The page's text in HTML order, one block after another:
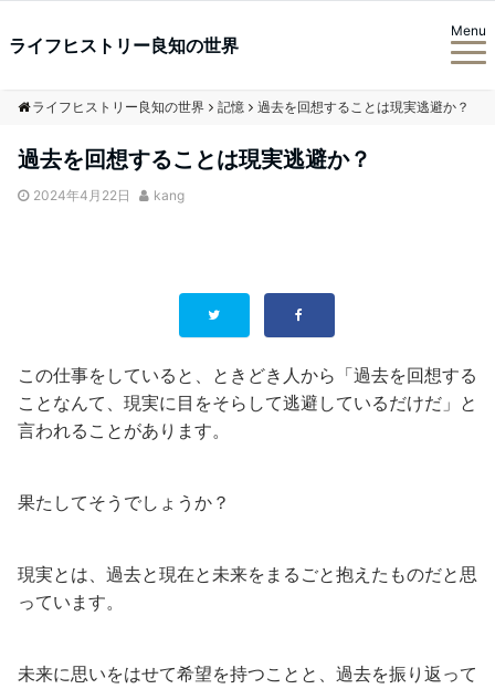
ライフヒストリー良知の世界
Menu
ライフヒストリー良知の世界 記憶 過去を回想することは現実逃避か？
過去を回想することは現実逃避か？
2024年4月22日 kang
この仕事をしていると、ときどき人から「過去を回想する
ことなんて、現実に目をそらして逃避しているだけだ」と
言われることがあります。
果たしてそうでしょうか？
現実とは、過去と現在と未来をまるごと抱えたものだと思
っています。
未来に思いをはせて希望を持つことと、過去を振り返って